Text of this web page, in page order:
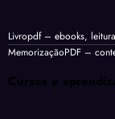
Livropdf– ebooks,
MemorizaçãoPDF –
Cursos e